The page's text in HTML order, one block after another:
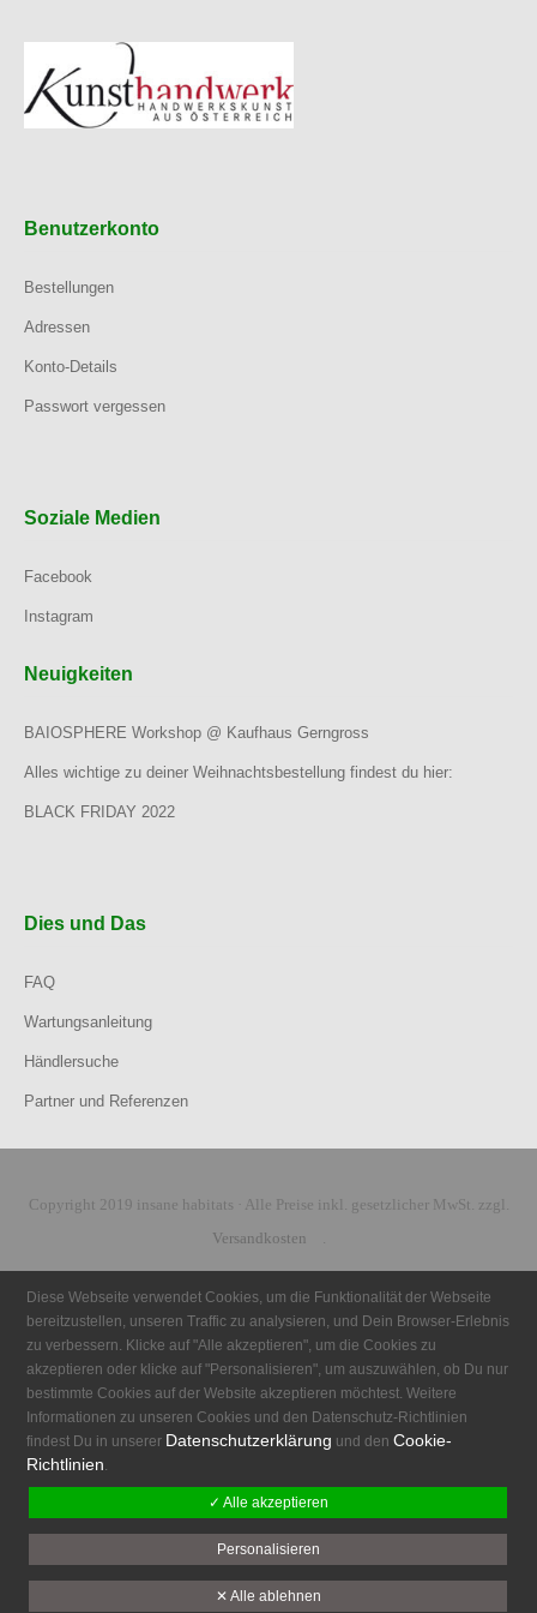
Benutzerkonto
Bestellungen
Adressen
Konto-Details
Passwort vergessen
Soziale Medien
Facebook
Instagram
Neuigkeiten
BAIOSPHERE Workshop @ Kaufhaus Gerngross
Alles wichtige zu deiner Weihnachtsbestellung findest du hier:
BLACK FRIDAY 2022
Dies und Das
FAQ
Wartungsanleitung
Händlersuche
Partner und Referenzen
Copyright 2019 insane habitats · Alle Preise inkl. gesetzlicher MwSt. zzgl.
Versandkosten
.
Diese Webseite verwendet Cookies, um die Funktionalität der Webseite
bereitzustellen, unseren Traffic zu analysieren, und Dein Browser-Erlebnis
zu verbessern. Klicke auf "Alle akzeptieren", um die Cookies zu
akzeptieren oder klicke auf "Personalisieren", um auszuwählen, ob Du nur
bestimmte Cookies auf der Website akzeptieren möchtest. Weitere
Informationen zu unseren Cookies und den Datenschutz-Richtlinien
findest Du in unserer Datenschutzerklärung und denCookie-
Richtlinien.
✓ Alle akzeptieren
Personalisieren
✕ Alle ablehnen